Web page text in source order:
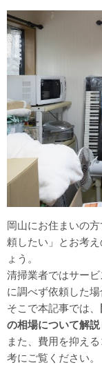
岡山にお住まいの
頼したい」とお考
ょう。
清掃業者ではサー
に調べず依頼した
そこで本記事では、
の相場について解説
また、費用を抑え
考にご覧ください。